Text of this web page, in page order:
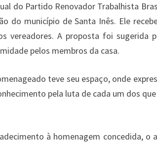
do Partido Renovador Trabalhista
do município de Santa Inês. Ele
vereadores. A proposta foi sugerida
pelos membros da casa.
teve seu espaço, onde
pela luta de cada um dos
à homenagem concedida, o